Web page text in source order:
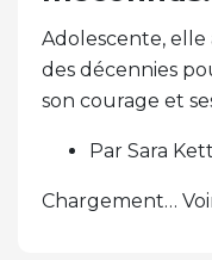
Adolescente, elle
des décennies
son courage et
Par Sara
Chargement…